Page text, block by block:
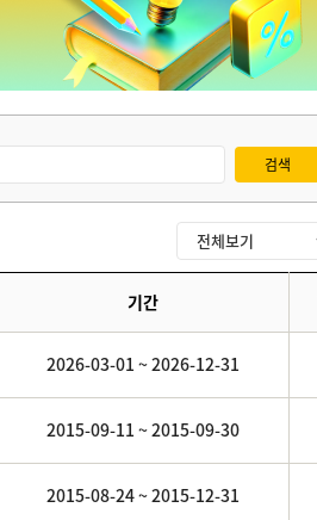
검색
기간
2026-03-01 ~ 2026-12-31
2015-09-11 ~ 2015-09-30
2015-08-24 ~ 2015-12-31